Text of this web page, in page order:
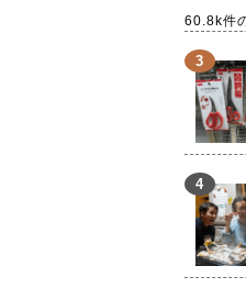
60.8k件